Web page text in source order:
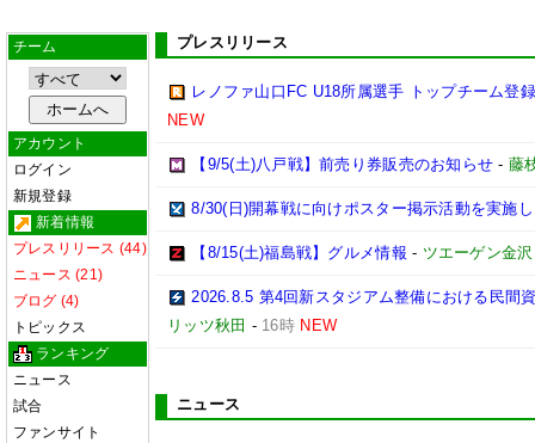
チーム
アカウント
ログイン
新規登録
新着情報
プレスリリース (44)
ニュース (21)
ブログ (4)
トピックス
ランキング
ニュース
試合
ファンサイト
プレスリリース
レノファ山口FC U18所属選手 トップチーム登
NEW
【9/5(土)八戸戦】前売り券販売のお知らせ - 藤
8/30(日)開幕戦に向けポスター掲示活動を実施
【8/15(土)福島戦】グルメ情報 - ツエーゲン金沢
2026.8.5 第4回新スタジアム整備における民間
リッツ秋田 - 16時 NEW
ニュース